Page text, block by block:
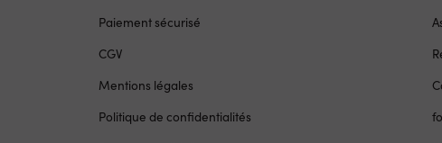
Paiement sécurisé
CGV
Mentions légales
Politique de confidentialités